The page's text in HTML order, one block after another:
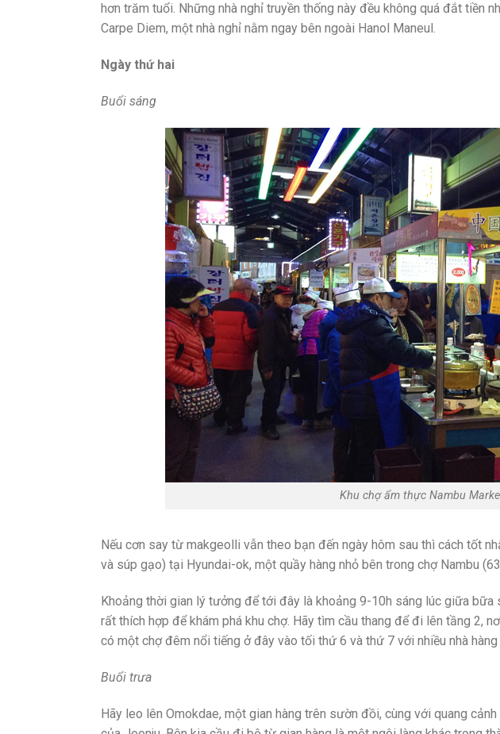
hơn trăm tuổi. Những nhà nghỉ truyền thống này đều không quá đắt tiền
Carpe Diem, một nhà nghỉ nằm ngay bên ngoài Hanol Maneul.
Ngày thứ hai
Buổi sáng
Khu chợ ẩm thực Nambu
Nếu cơn say từ makgeolli vẫn theo bạn đến ngày hôm sau thì cách tốt
và súp gạo) tại Hyundai-ok, một quầy hàng nhỏ bên trong chợ Nambu
Khoảng thời gian lý tưởng để tới đây là khoảng 9-10h sáng lúc giữa
rất thích hợp để khám phá khu chợ. Hãy tìm cầu thang để đi lên tầng 2,
có một chợ đêm nổi tiếng ở đây vào tối thứ 6 và thứ 7 với nhiều nhà hàng
Buổi trưa
Hãy leo lên Omokdae, một gian hàng trên sườn đồi, cùng với quang